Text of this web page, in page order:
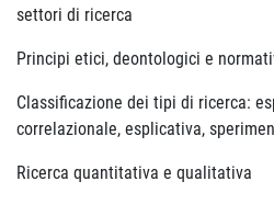
settori di ricerca
Principi etici, deontologici e
Classificazione dei tipi di ricerca:
correlazionale, esplicativa,
Ricerca quantitativa e qualitativa